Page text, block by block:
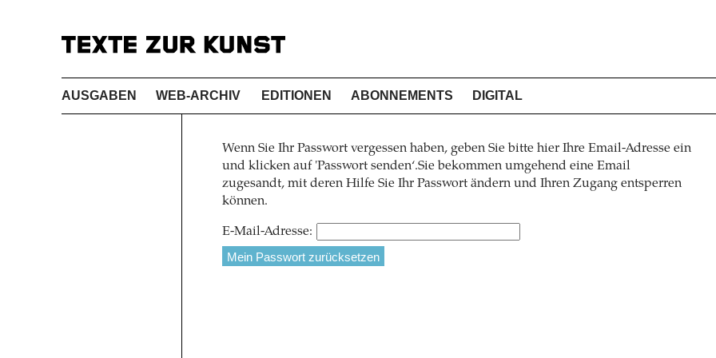
AUSGABEN WEB-ARCHIV EDITIONEN ABONNEMENTS DIGITAL
Wenn Sie Ihr Passwort vergessen haben, geben Sie bitte hier Ihre Email-Adresse ein
und klicken auf 'Passwort senden‘.Sie bekommen umgehend eine Email
zugesandt, mit deren Hilfe Sie Ihr Passwort ändern und Ihren Zugang entsperren
können.
E-Mail-Adresse: